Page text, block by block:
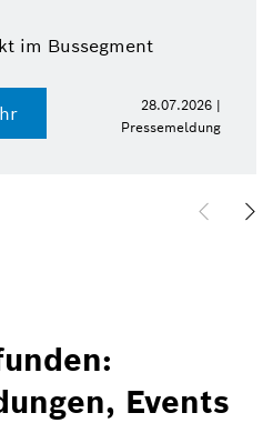
im Bussegment
28.07.2026 |
Pressemeldung
Events